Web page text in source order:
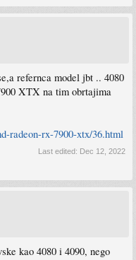
refernca model jbt .. 4080
XTX na tim obrtajima
radeon-rx-7900-xtx/36.html
Last edited: Dec 12, 2022
kao 4080 i 4090, nego